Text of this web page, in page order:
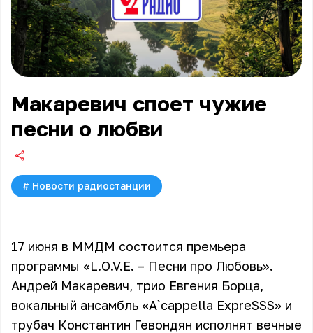
Макаревич споет чужие
песни о любви
# Новости радиостанции
17 июня в ММДМ состоится премьера
программы «L.O.V.E. – Песни про Любовь».
Андрей Макаревич, трио Евгения Борца,
вокальный ансамбль «A`cappella ExpreSSS» и
трубач Константин Гевондян исполнят вечные